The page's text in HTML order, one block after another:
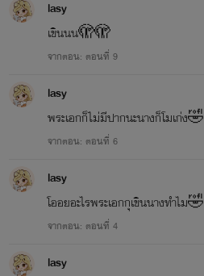
lasy
เขินนน🫣🫣
จากตอน: ตอนที่ 9
lasy
พระเอกก็ไม่มีปากนะนางก็โมเก่ง🤣
จากตอน: ตอนที่ 6
lasy
โออยอะไรพระเอกกุเขินนางทำไม🤣
จากตอน: ตอนที่ 4
lasy